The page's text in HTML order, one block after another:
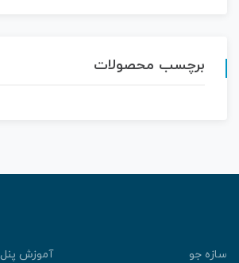
برچسب محصولات
سازه جو
آموزش پنل